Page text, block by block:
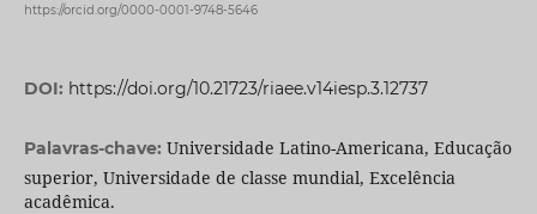
https://orcid.org/0000-0001-9748-5646
DOI: https://doi.org/10.21723/riaee.v14iesp.3.12737
Palavras-chave: Universidade Latino-Americana, Educação
superior, Universidade de classe mundial, Excelência
acadêmica.